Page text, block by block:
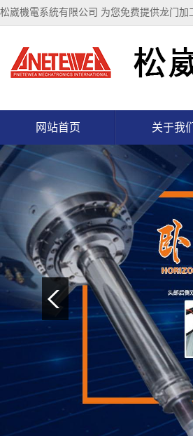
松崴機電系統有限公司 为您免费提供龙门加
网站首页 关于我们